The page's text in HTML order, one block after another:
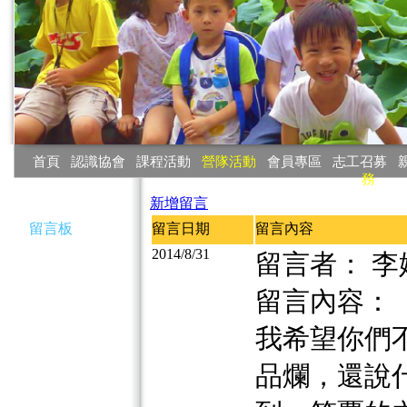
首頁 認識協會 課程活動 營隊活動 會員專區 志工召募
務
留言板
新增留言
留言日期
留言內容
2014/8/31
留言者： 李
留言內容：
我希望你們
品爛，還說